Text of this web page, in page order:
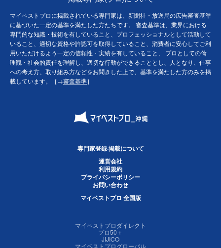
マイベストプロに掲載されている専門家は、新聞社・放送局の広告審査基準
に基づいた一定の基準を満たした方たちです。 審査基準は、業界における
専門的な知識・技術を有していること、プロフェッショナルとして活動して
いること、適切な資格や許認可を取得していること、消費者に安心してご利
用いただけるよう一定の信頼性・実績を有していること、 プロとしての倫
理観・社会的責任を理解し、適切な行動ができることとし、人となり、仕事
への考え方、取り組み方などをお聞きした上で、基準を満たした方のみを掲
載しています。［→審査基準］
専門家登録·掲載について
運営会社
利用規約
プライバシーポリシー
お問い合わせ
マイベストプロ 全国版
マイベストプロダイレクト
プロ50＋
JIJICO
マイベストプログローバル